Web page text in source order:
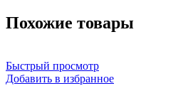
Похожие товары
Быстрый просмотр
Добавить в избранное